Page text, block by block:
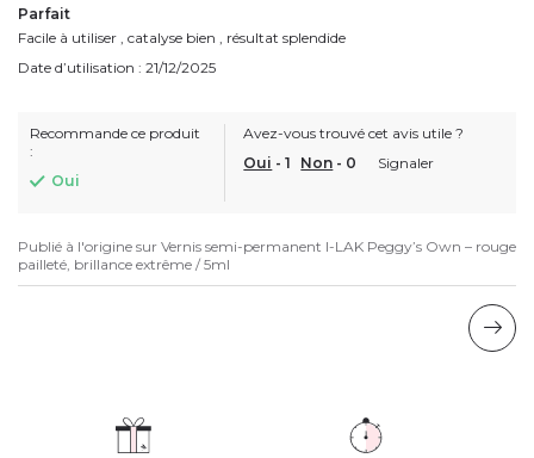
Parfait
Facile à utiliser , catalyse bien , résultat splendide
Date d’utilisation : 21/12/2025
Recommande ce produit
:
Oui
Avez-vous trouvé cet avis utile ?
Oui -1 Non - 0 Signaler
Publié à l'origine sur Vernis semi-permanent I-LAK Peggy’s Own – rouge
pailleté, brillance extrême / 5ml